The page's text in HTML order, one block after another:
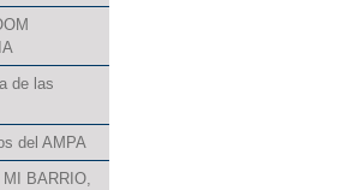
de las
del AMPA
MI BARRIO,